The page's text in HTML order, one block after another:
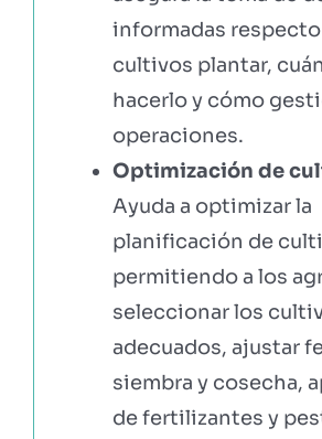
informadas respecto
cultivos plantar,
hacerlo y cómo
operaciones.
Optimización de
Ayuda a optimizar la
planificación de
permitiendo a los
seleccionar los
adecuados, ajustar
siembra y cosecha,
de fertilizantes y